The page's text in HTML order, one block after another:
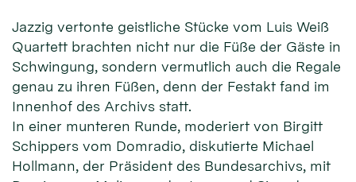
Jazzig vertonte geistliche Stücke vom Luis Weiß
Quartett brachten nicht nur die Füße der Gäste in
Schwingung, sondern vermutlich auch die Regale
genau zu ihren Füßen, denn der Festakt fand im
Innenhof des Archivs statt.
In einer munteren Runde, moderiert von Birgitt
Schippers vom Domradio, diskutierte Michael
Hollmann, der Präsident des Bundesarchivs, mit